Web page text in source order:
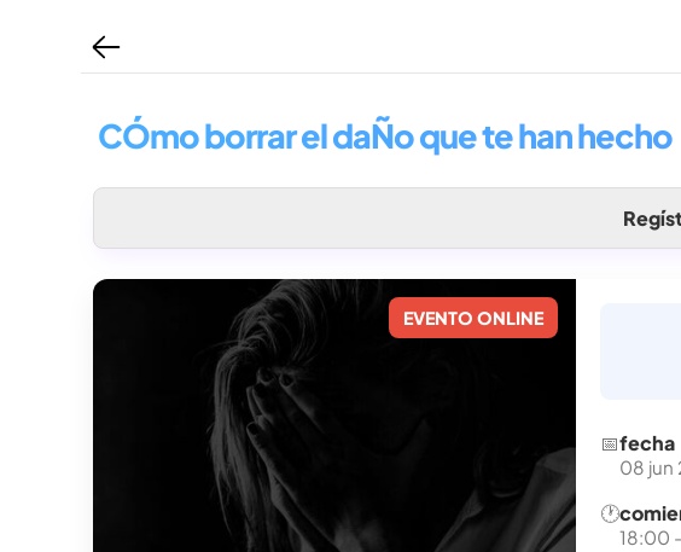
CÓmo borrar el daÑo que te han hecho
EVENTO ONLINE
📅fecha
08 jun
🕐
18:00